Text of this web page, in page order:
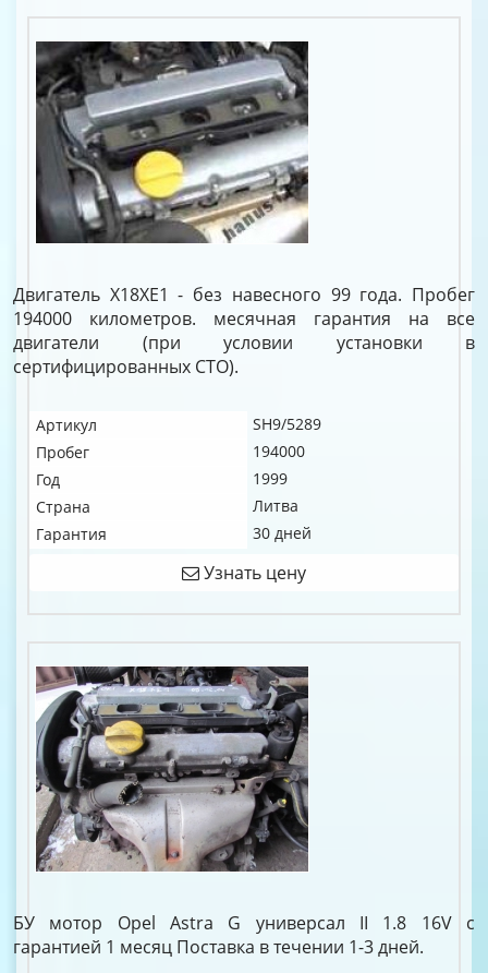
Двигатель X18XE1 - без навесного 99 года. Пробег
194000 километров. месячная гарантия на все
двигатели (при условии установки в
сертифицированных СТО).
Артикул
SH9/5289
Пробег
194000
Год
1999
Страна
Литва
Гарантия
30 дней
Узнать цену
БУ мотор Opel Astra G универсал II 1.8 16V c
гарантией 1 месяц Поставка в течении 1-3 дней.